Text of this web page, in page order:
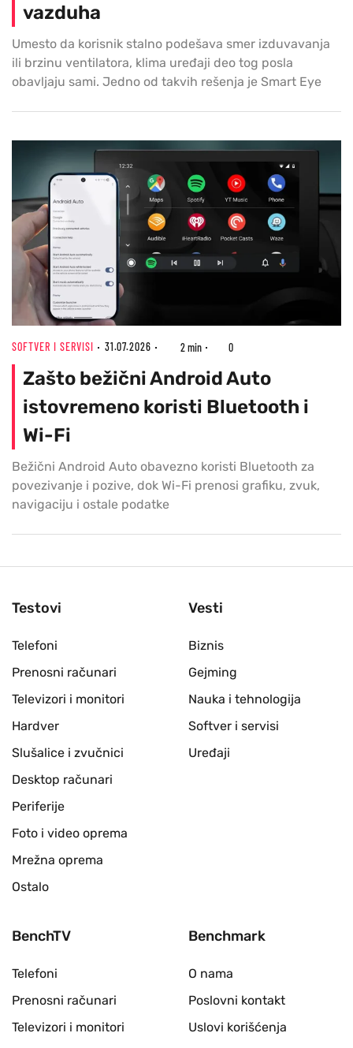
vazduha
Umesto da korisnik stalno podešava smer izduvavanja
ili brzinu ventilatora, klima uređaji deo tog posla
obavljaju sami. Jedno od takvih rešenja je Smart Eye
SOFTVER I SERVISI 31.07.2026 2 min 0
Zašto bežični Android Auto
istovremeno koristi Bluetooth i
Wi-Fi
Bežični Android Auto obavezno koristi Bluetooth za
povezivanje i pozive, dok Wi-Fi prenosi grafiku, zvuk,
navigaciju i ostale podatke
Testovi
Telefoni
Prenosni računari
Televizori i monitori
Hardver
Slušalice i zvučnici
Desktop računari
Periferije
Foto i video oprema
Mrežna oprema
Ostalo
Vesti
Biznis
Gejming
Nauka i tehnologija
Softver i servisi
Uređaji
BenchTV
Telefoni
Prenosni računari
Televizori i monitori
Benchmark
O nama
Poslovni kontakt
Uslovi korišćenja